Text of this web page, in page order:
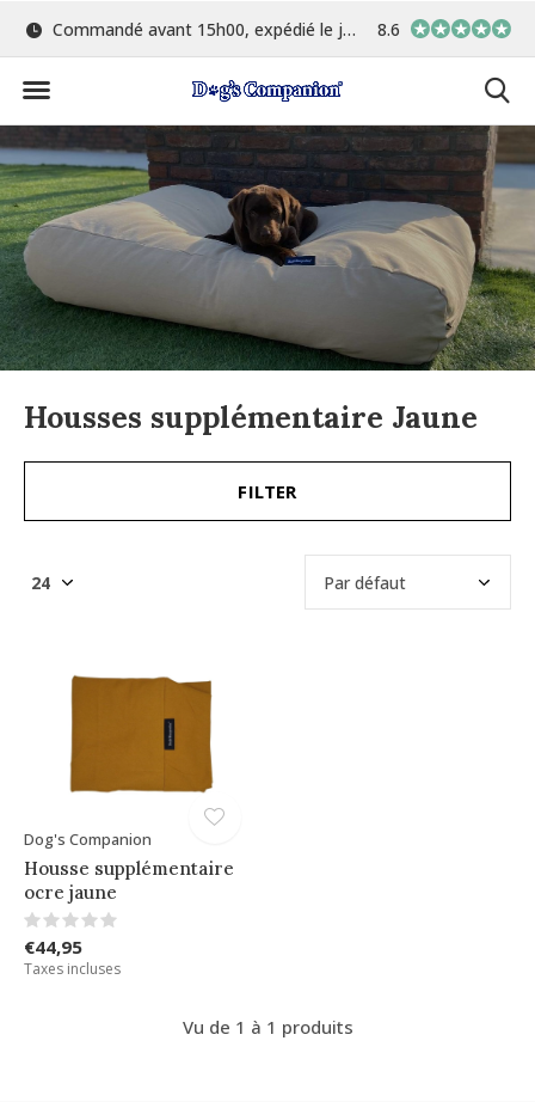
Commandé avant 15h00, expédié le jour même Le plus grand choix
8.6
Housses supplémentaire Jaune
FILTER
Dog's Companion
Housse supplémentaire
ocre jaune
€44,95
Taxes incluses
Vu de 1 à 1 produits